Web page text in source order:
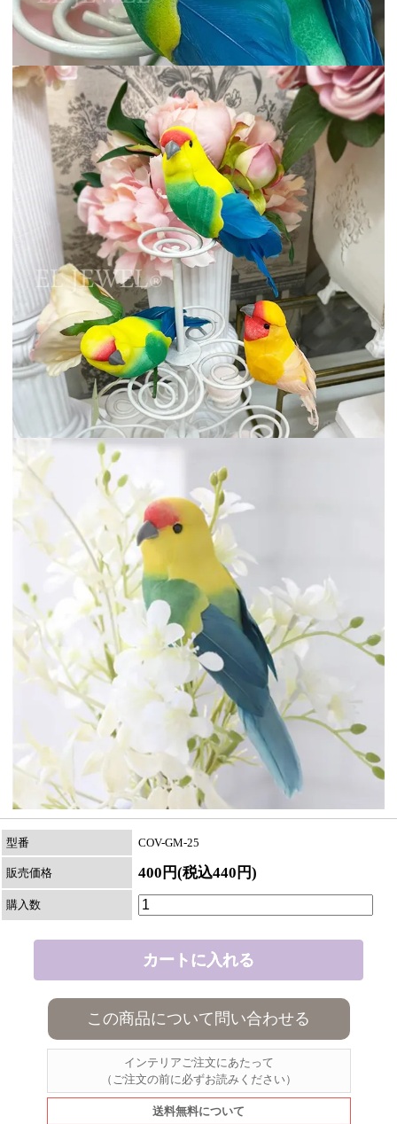
型番 COV-GM-25
販売価格 400円(税込440円)
購入数
この商品について問い合わせる
インテリアご注文にあたって
（ご注文の前に必ずお読みください）
送料無料について